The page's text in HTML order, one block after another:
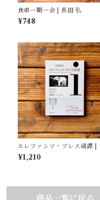
食卓一期一会 | 長田 弘
¥748
エレファンツ・ブレス綺譚 | 吉田
篤弘
¥1,210